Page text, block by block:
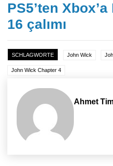
PS5’ten
16 çalımı
SCHLAGWORTE John Wick
John Wick Chapter 4
Ahmet